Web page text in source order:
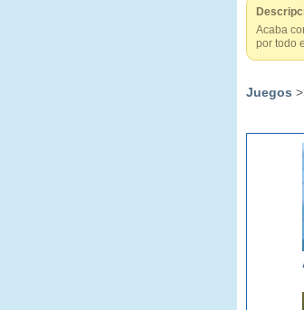
Acaba
por todo
Juegos